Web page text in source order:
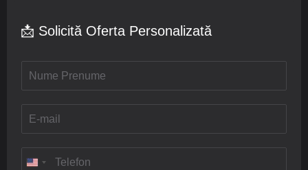
📩 Solicită Oferta Personalizată
m
e
P
r
m
a